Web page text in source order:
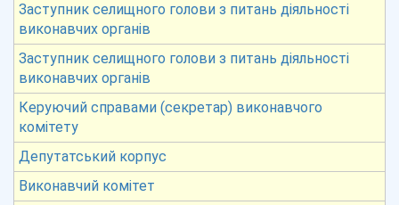
Заступник селищного голови з питань діяльності
виконавчих органів
Заступник селищного голови з питань діяльності
виконавчих органів
Керуючий справами (секретар) виконавчого
комітету
Депутатський корпус
Виконавчий комітет